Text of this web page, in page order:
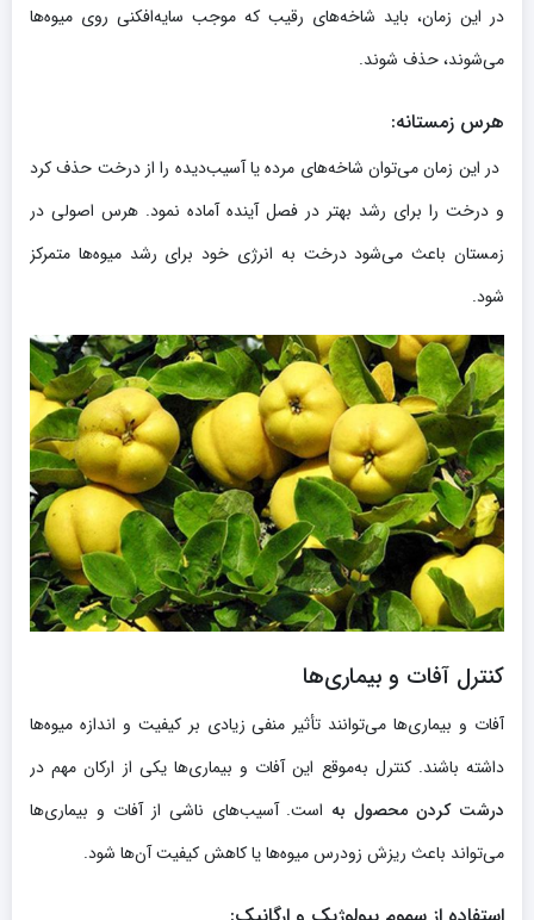
در این زمان، باید شاخه‌های رقیب که موجب سایه‌افکنی روی میوه‌ها
می‌شوند، حذف شوند.
هرس زمستانه:
در این زمان می‌توان شاخه‌های مرده یا آسیب‌دیده را از درخت حذف کرد
و درخت را برای رشد بهتر در فصل آینده آماده نمود. هرس اصولی در
زمستان باعث می‌شود درخت به انرژی خود برای رشد میوه‌ها متمرکز
شود.
کنترل آفات و بیماری‌ها
آفات و بیماری‌ها می‌توانند تأثیر منفی زیادی بر کیفیت و اندازه میوه‌ها
داشته باشند. کنترل به‌موقع این آفات و بیماری‌ها یکی از ارکان مهم در
درشت کردن محصول به است. آسیب‌های ناشی از آفات و بیماری‌ها
می‌تواند باعث ریزش زودرس میوه‌ها یا کاهش کیفیت آن‌ها شود.